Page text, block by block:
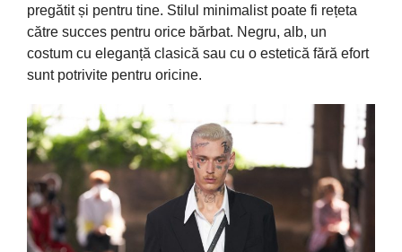
pregătit și pentru tine. Stilul minimalist poate fi rețeta
către succes pentru orice bărbat. Negru, alb, un
costum cu eleganță clasică sau cu o estetică fără efort
suntpotrivite pentru oricine.